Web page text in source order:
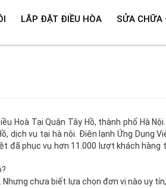
LẮP ĐẶT ĐIỀU HÒA SỬA CHỮA
Hoà Tại Quận Tây Hồ, thành phố Hà
dịch vụ tại hà nội. Điện lạnh Ứng
đã phục vụ hơn 11.000 lượt khách
chưa biết lựa chọn đơn vị nào uy